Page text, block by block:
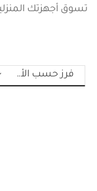
تسوق أجهزتك